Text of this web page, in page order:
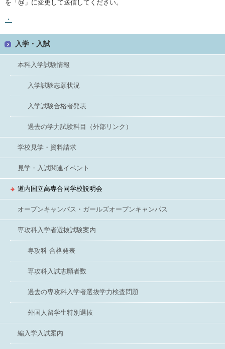
を「@」に変更して送信してください。
・
入学・入試
本科入学試験情報
入学試験志願状況
入学試験合格者発表
過去の学力試験科目（外部リンク）
学校見学・資料請求
見学・入試関連イベント
道内国立高専合同学校説明会
オープンキャンパス・ガールズオープンキャンパス
専攻科入学者選抜試験案内
専攻科 合格発表
専攻科入試志願者数
過去の専攻科入学者選抜学力検査問題
外国人留学生特別選抜
編入学入試案内